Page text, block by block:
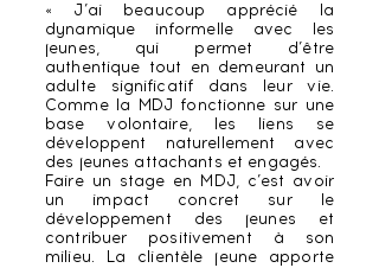
« J’ai beaucoup apprécié la
dynamique informelle avec les
jeunes, qui permet d’être
authentique tout en demeurant un
adulte significatif dans leur vie.
Comme la MDJ fonctionne sur une
base volontaire, les liens se
développent naturellement avec
des jeunes attachants et engagés.
Faire un stage en MDJ, c’est avoir
un impact concret sur le
développement des jeunes et
contribuer positivement à son
milieu. La clientèle jeune apporte